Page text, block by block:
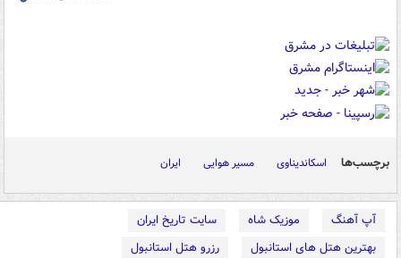
برچسب‌ها اسکاندیناوی مسیر هوایی ایران
آپ آهنگ موزیک شاه
سایت تاریخ ایران
بهترین هتل های استانبول
رزرو هتل استانبول